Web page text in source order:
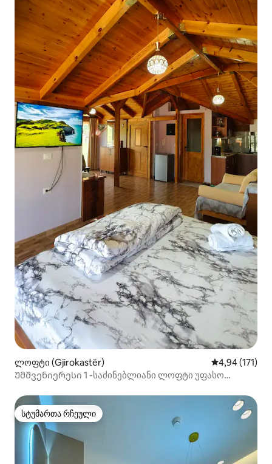
ლოფტი (Gjirokastër) საშუალო
4,94 (171)
Უმშვენიერესი 1 -საძინებლიანი ლოფტი უფასო
სტუმართა რჩეული
სტუმართა რჩეული